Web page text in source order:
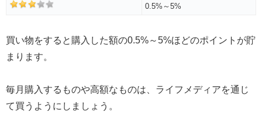
0.5%～5%
買い物をすると購入した額の0.5%～5%ほどのポイントが貯
まります。
毎月購入するものや高額なものは、ライフメディアを通じ
て買うようにしましょう。